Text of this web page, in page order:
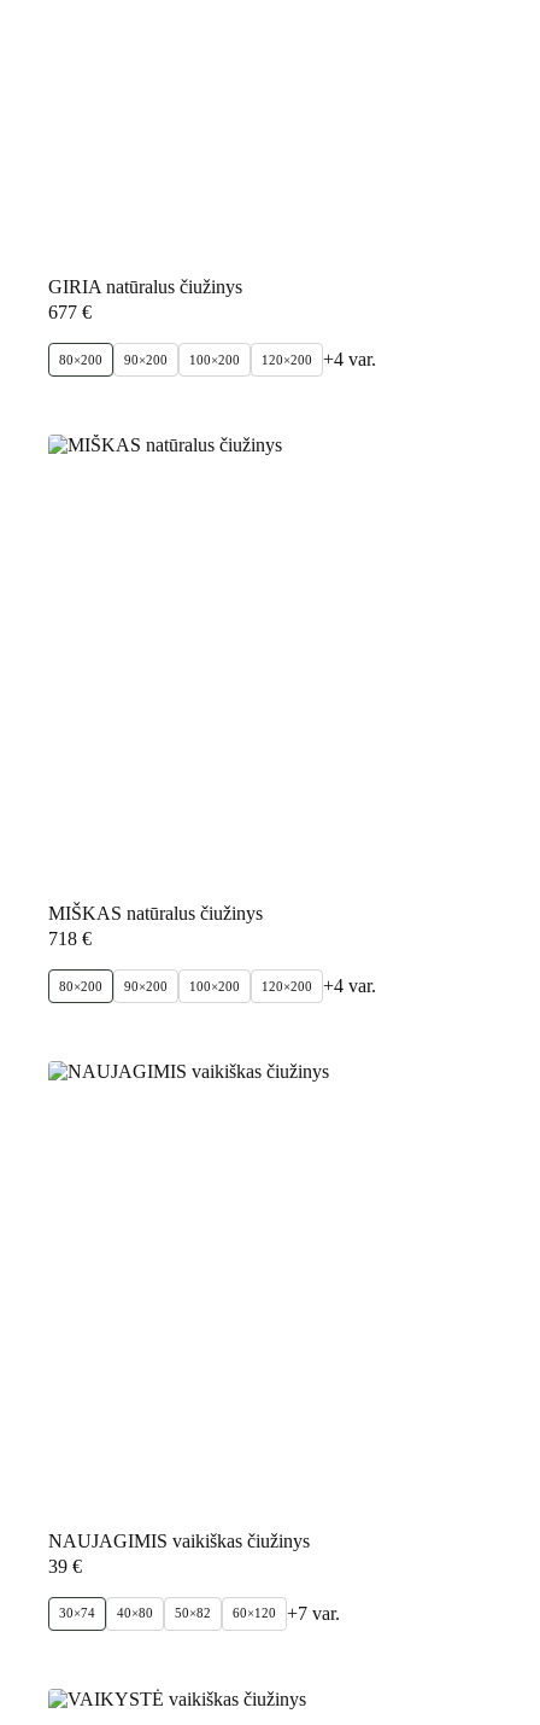
GIRIA natūralus čiužinys
677 €
80×200 90×200 100×200 120×200 +4 var.
MIŠKAS natūralus čiužinys
718 €
80×200 90×200 100×200 120×200 +4 var.
NAUJAGIMIS vaikiškas čiužinys
39 €
30×74 40×80 50×82 60×120 +7 var.